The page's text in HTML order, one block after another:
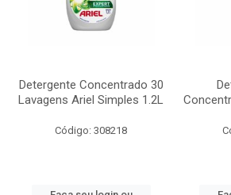
Detergente Concentrado 30
Lavagens Ariel Simples 1.2L
Código: 308218